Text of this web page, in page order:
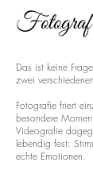
Fotograf
Das ist keine
zwei
Fotografie friert
besondere
Videografie
lebendig fest:
echte Emotionen.